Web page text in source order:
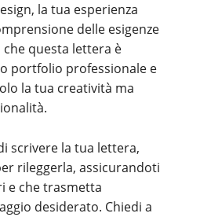
la tua esperienza
delle esigenze
che questa lettera è
portfolio professionale e
la tua creatività ma
scrivere la tua lettera,
rileggerla, assicurandoti
e che trasmetta
desiderato. Chiedi a